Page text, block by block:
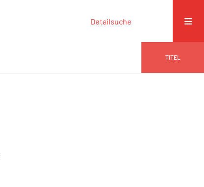
Detailsuche
TITEL